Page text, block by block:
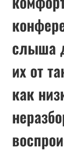
слыша
их от
как